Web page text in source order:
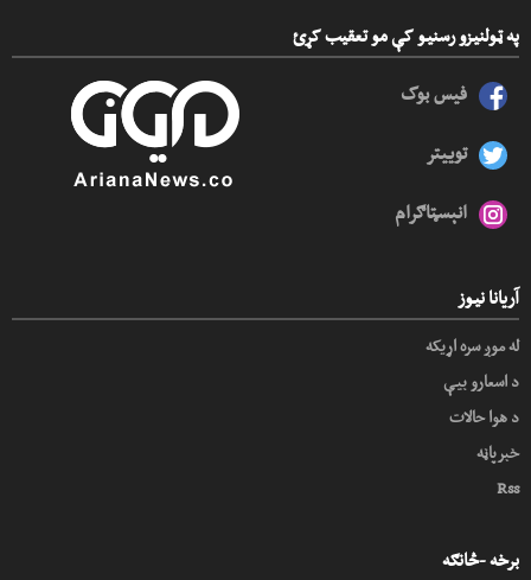
په ټولنیزو رسنیو کې مو تعقیب کړئ
فیس بوک
توییتر
انېسټاګرام
آریانا نیوز
له موږ سره اړیکه
د اسعارو بیې
د هوا حالات
خبرپاڼه
Rss
برخه -څانګه